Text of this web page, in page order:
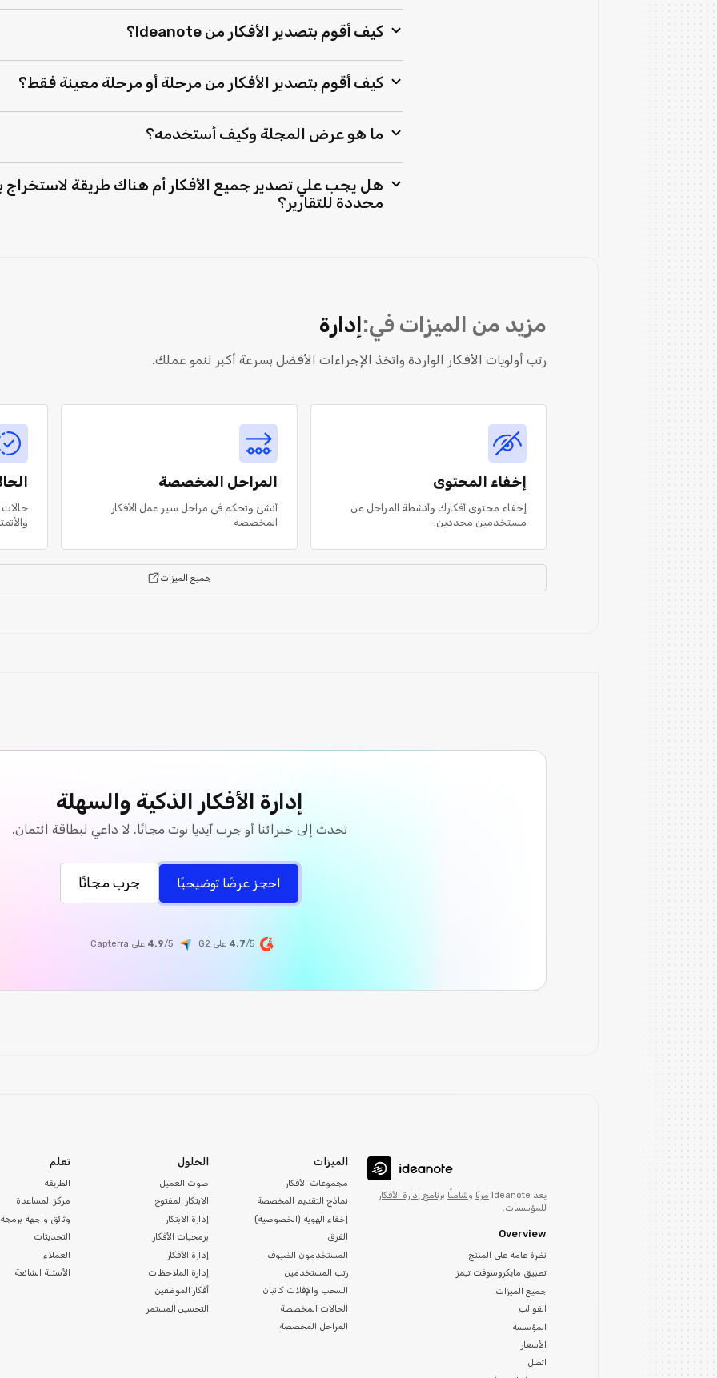
كيف أقوم بتصدير الأفكار من Ideanote؟
كيف أقوم بتصدير الأفكار من مرحلة أو مرحلة معينة فقط؟
ما هو عرض المجلة وكيف أستخدمه؟
هل يجب علي تصدير جميع الأفكار أم هناك طريقة لاستخراج
محددة للتقارير؟
مزيد من الميزات في: إدارة
رتب أولويات الأفكار الواردة واتخذ الإجراءات الأفضل بسرعة أكبر لنمو عملك.
إخفاء المحتوى
إخفاء محتوى أفكارك وأنشطة المراحل عن
مستخدمين محددين.
المراحل المخصصة
أنشئ وتحكم في مراحل سير عمل الأفكار
المخصصة
حالات
جميع الميزات
إدارة الأفكار الذكية والسهلة
تحدث إلى خبرائنا أو جرب آيديا نوت مجانًا. لا داعي لبطاقة ائتمان.
احجز عرضًا توضيحيًا جرب مجانًا
4.7/5 على G2 4.9/5 على Capterra
يعد Ideanote مرنًا وشاملًا برنامج إدارة الأفكار
للمؤسسات.
Overview
نظرة عامة على المنتج
تطبيق مايكروسوفت تيمز
جميع الميزات
القوالب
المؤسسة
الأسعار
اتصل
الميزات
مجموعات الأفكار
نماذج التقديم المخصصة
إخفاء الهوية (الخصوصية)
الفرق
المستخدمون الضيوف
رتب المستخدمين
السحب والإفلات كانبان
الحالات المخصصة
المراحل المخصصة
الحلول
صوت العميل
الابتكار المفتوح
إدارة الابتكار
برمجيات الأفكار
إدارة الأفكار
إدارة الملاحظات
أفكار الموظفين
التحسين المستمر
تعلم
الطريقة
مركز المساعدة
وثائق واجهة
التحديثات
العملاء
الأسئلة الشائعة